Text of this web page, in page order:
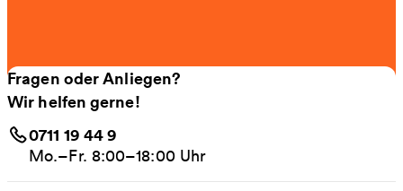
Fragen oder Anliegen?
Wir helfen gerne!
0711 19 44 9
Mo.–Fr. 8:00–18:00 Uhr